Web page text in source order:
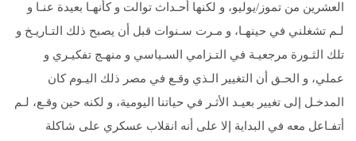
العشرين من تموز/يوليو، و لكنها أحـداث توالت و كأنهـا بعيدة عنـا و
لـم تشغلني في حينهـا، و مـرت سـنوات قبل أن يصبح ذلك التـاريـخ و
تلك الثـورة مرجعيـة في التـزامي السـياسي و منهـج تفكيـري و
عملي، و الحـق أن التغيير الـذي وقـع في مصر ذلك اليـوم كان
المدخـل إلى تغيير بعيـد الأثـر في حياتنا اليومية، و لكنه حين وقـع، لـم
أتفـاعل معه في البداية إلا على أنه انقلاب عسكري على شاكلة